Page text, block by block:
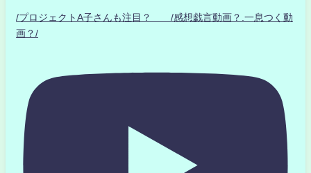
/プロジェクトA子さんも注目？ /感想戯言動画？.一息つく動
画？/